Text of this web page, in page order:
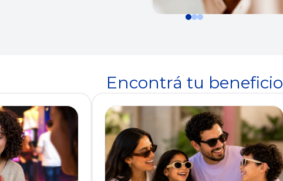
Encontrá tu beneficio